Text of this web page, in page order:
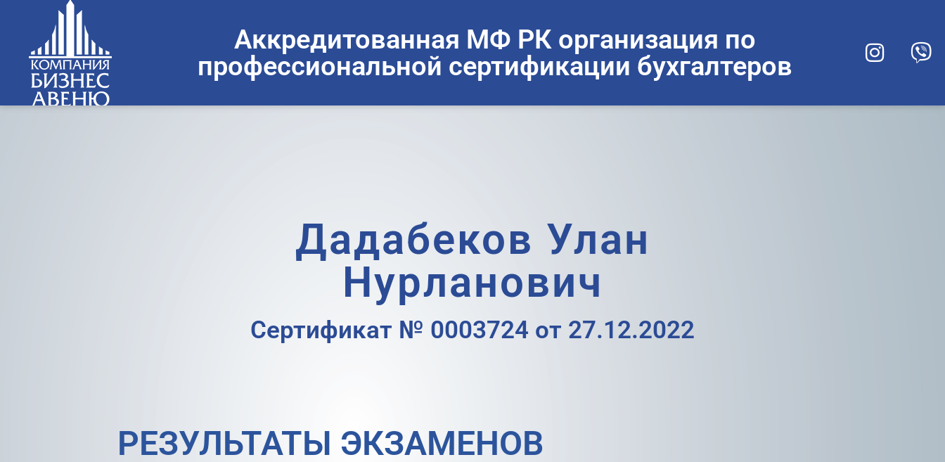
Аккредитованная МФ РК организация по
профессиональной сертификации бухгалтеров
Дадабеков Улан
Нурланович
Cертификат № 0003724 от 27.12.2022
РЕЗУЛЬТАТЫ ЭКЗАМЕНОВ